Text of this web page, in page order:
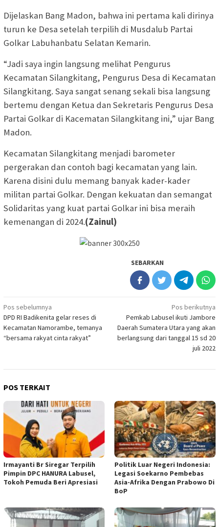
Dijelaskan Bang Madon, bahwa ini pertama kali dirinya
turun ke Desa setelah terpilih di Musdalub Partai
Golkar Labuhanbatu Selatan Kemarin.
“Jadi saya ingin langsung melihat Pengurus
Kecamatan Silangkitang, Pengurus Desa di Kecamatan
Silangkitang. Saya sangat senang sekali bisa langsung
bertemu dengan Ketua dan Sekretaris Pengurus Desa
Partai Golkar di Kacematan Silangkitang ini,” ujar Bang
Madon.
Kecamatan Silangkitang menjadi barometer
pergerakan dan contoh bagi kecamatan yang lain.
Karena disini dulu memang banyak kader-kader
militan partai Golkar. Dengan kekuatan dan semangat
Solidaritas yang kuat partai Golkar ini bisa meraih
kemenangan di 2024.(Zainul)
SEBARKAN
Navigasi
pos
Pos sebelumnya
DPD RI Badikenita gelar reses di
Kecamatan Namorambe, temanya
“bersama rakyat cinta rakyat”
Pos berikutnya
Pemkab Labusel ikuti Jambore
Daerah Sumatera Utara yang akan
berlangsung dari tanggal 15 sd 20
juli 2022
POS TERKAIT
Irmayanti Br Siregar Terpilih
Pimpin DPC HANURA Labusel,
Tokoh Pemuda Beri Apresiasi
Politik Luar Negeri Indonesia:
Legasi Soekarno Pembebas
Asia-Afrika Dengan Prabowo Di
BoP